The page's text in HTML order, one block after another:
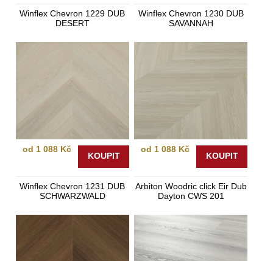
Winflex Chevron 1229 DUB
DESERT
od 1 088 Kč
KOUPIT
Winflex Chevron 1230 DUB
SAVANNAH
od 1 088 Kč
KOUPIT
Winflex Chevron 1231 DUB
SCHWARZWALD
Arbiton Woodric click Eir Dub
Dayton CWS 201